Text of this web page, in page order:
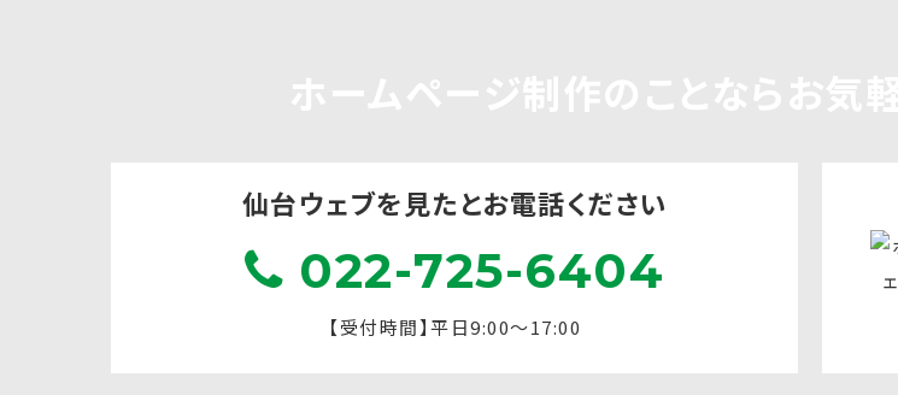
仙台ウェブを見たとお電話ください
022-725-6404
【受付時間】平日9:00～17:00